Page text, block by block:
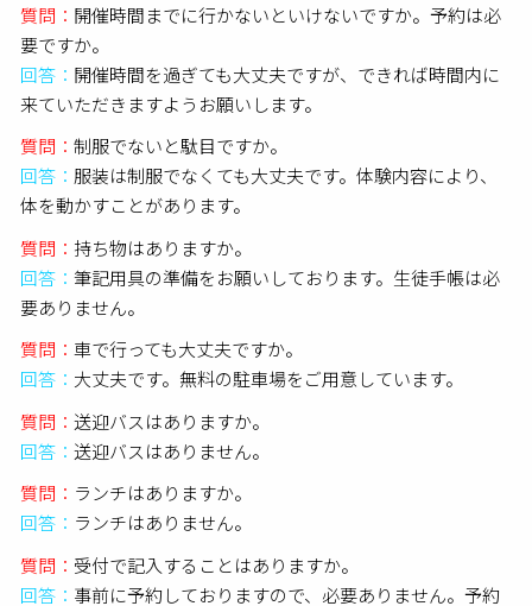
質問： 開催時間までに行かないといけないですか。予約は必
要ですか。
回答： 開催時間を過ぎても大丈夫ですが、できれば時間内に
来ていただきますようお願いします。
質問：制服でないと駄目ですか。
回答： 服装は制服でなくても大丈夫です。体験内容により、
体を動かすことがあります。
質問： 持ち物はありますか。
回答：筆記用具の準備をお願いしております。生徒手帳は必
要ありません。
質問：車で行っても大丈夫ですか。
回答： 大丈夫です。無料の駐車場をご用意しています。
質問：送迎バスはありますか。
回答：送迎バスはありません。
質問： ランチはありますか。
回答： ランチはありません。
質問： 受付で記入することはありますか。
回答： 事前に予約しておりますので、必要ありません。予約